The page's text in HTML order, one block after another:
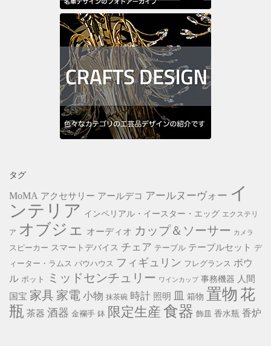
タグ
MoMA アクセサリー アールデコ アールヌーヴォー イ
ンテリア インペリアル・イースター・エッグ エクステリ
ア オブジェ オーディオ カップ＆ソーサー カメラ
スピーカー スマートデバイス チェア テーブル テーブルセット
デ
ィーター・ラムス バウハウス フィギュリン フレグランス ボウ
ル ポット ミッドセンチュリー ワインカップ 事務機器 人間
国宝 家具 家電 小物 抹茶碗 時計 照明 箱物 置物 花
瓶 茶器 酒器 金襴手 鉢 限定生産 食器 飾皿 香水瓶 香炉